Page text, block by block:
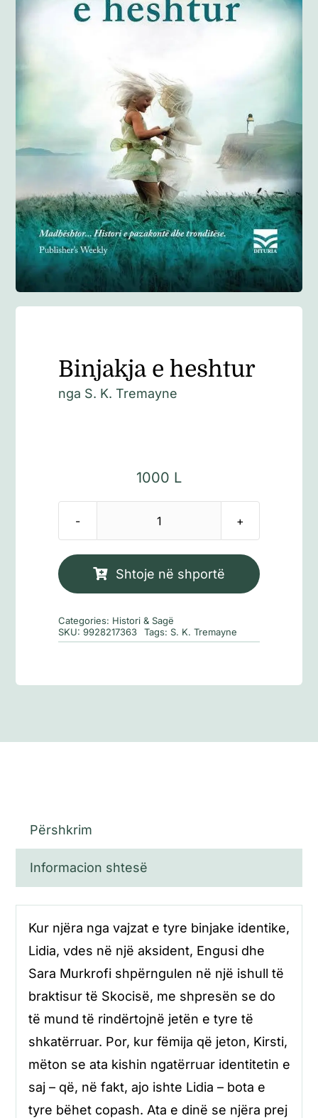
Ditarë
Evente
Blog
Binjakja e heshtur
nga S. K. Tremayne
1000 L
Sasi
e
Shtoje në shportë
Categories: Histori & Sagë
SKU:9928217363 Tags: S. K. Tremayne
Përshkrim
Informacion shtesë
Kur njëra nga vajzat e tyre binjake identike,
Lidia, vdes në një aksident, Engusi dhe
Sara Murkrofi shpërngulen në një ishull të
braktisur të Skocisë, me shpresën se do
të mund të rindërtojnë jetën e tyre të
shkatërruar. Por, kur fëmija që jeton, Kirsti,
mëton se ata kishin ngatërruar identitetin e
saj – që, në fakt, ajo ishte Lidia – bota e
tyre bëhet copash. Ata e dinë se njëra prej